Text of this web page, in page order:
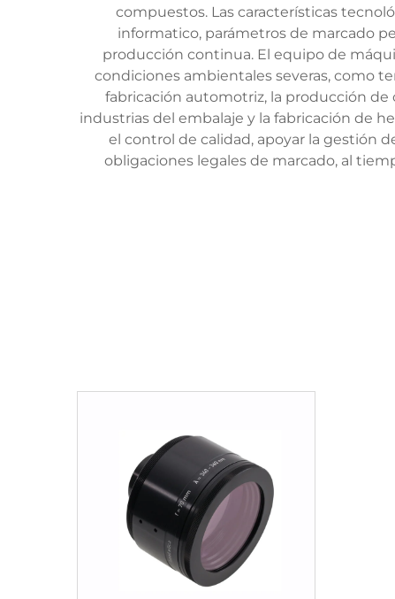
compuestos. Las características
informatico, parámetros de marcado
producción continua. El equipo de
condiciones ambientales severas, como
fabricación automotriz, la producción de
industrias del embalaje y la fabricación de
el control de calidad, apoyar la gestión
obligaciones legales de marcado, al